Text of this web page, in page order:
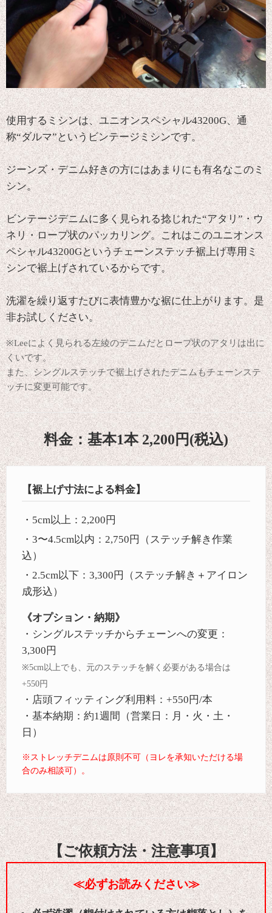
使用するミシンは、ユニオンスペシャル43200G、通
称“ダルマ”というビンテージミシンです。
ジーンズ・デニム好きの方にはあまりにも有名なこのミ
シン。
ビンテージデニムに多く見られる捻じれた“アタリ”・ウ
ネリ・ロープ状のパッカリング。これはこのユニオンス
ペシャル43200Gというチェーンステッチ裾上げ専用ミ
シンで裾上げされているからです。
洗濯を繰り返すたびに表情豊かな裾に仕上がります。是
非お試しください。
※Leeによく見られる左綾のデニムだとロープ状のアタリは出に
くいです。
また、シングルステッチで裾上げされたデニムもチェーンステ
ッチに変更可能です。
料金：基本1本 2,200円(税込)
【裾上げ寸法による料金】
・5cm以上：2,200円
・3〜4.5cm以内：2,750円（ステッチ解き作業
込）
・2.5cm以下：3,300円（ステッチ解き＋アイロン
成形込）
《オプション・納期》
・シングルステッチからチェーンへの変更：
3,300円
※5cm以上でも、元のステッチを解く必要がある場合は
+550円
・店頭フィッティング利用料：+550円/本
・基本納期：約1週間（営業日：月・火・土・
日）
※ストレッチデニムは原則不可（ヨレを承知いただける場
合のみ相談可）。
【ご依頼方法・注意事項】
≪必ずお読みください≫